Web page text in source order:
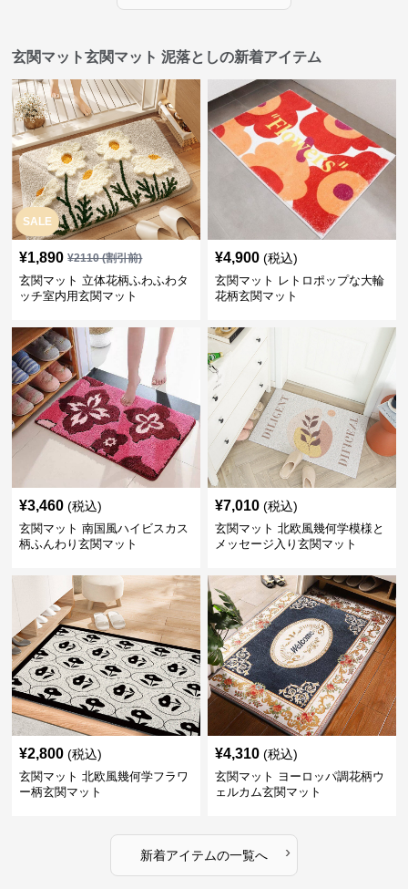
玄関マット玄関マット 泥落としの新着アイテム
SALE
¥1,890 ¥2110(割引前)
玄関マット 立体花柄ふわふわタ
ッチ室内用玄関マット
¥4,900 (税込)
玄関マット レトロポップな大輪
花柄玄関マット
¥3,460 (税込)
玄関マット 南国風ハイビスカス
柄ふんわり玄関マット
¥7,010 (税込)
玄関マット 北欧風幾何学模様と
メッセージ入り玄関マット
¥2,800 (税込)
玄関マット 北欧風幾何学フラワ
ー柄玄関マット
¥4,310 (税込)
玄関マット ヨーロッパ調花柄ウ
ェルカム玄関マット
新着アイテムの一覧へ ›